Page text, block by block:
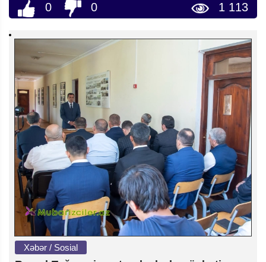
0 0 1 113
Xəbər / Sosial